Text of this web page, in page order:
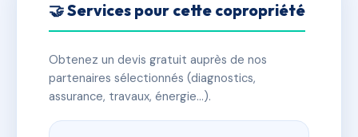
🤝 Services pour cette copropriété
Obtenez un devis gratuit auprès de nos
partenaires sélectionnés (diagnostics,
assurance, travaux, énergie…).